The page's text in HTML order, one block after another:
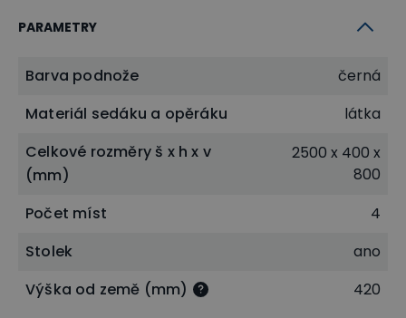
PARAMETRY
Barva podnože
černá
Materiál sedáku a opěráku
látka
Celkové rozměry š x h x v
(mm)
2500 x 400 x
800
Počet míst
4
Stolek
ano
Výška od země (mm)
420